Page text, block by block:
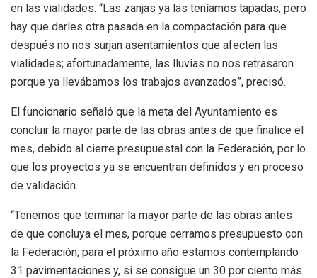
en las vialidades. “Las zanjas ya las teníamos tapadas, pero
hay que darles otra pasada en la compactación para que
después no nos surjan asentamientos que afecten las
vialidades; afortunadamente, las lluvias no nos retrasaron
porque ya llevábamos los trabajos avanzados”, precisó.
El funcionario señaló que la meta del Ayuntamiento es
concluir la mayor parte de las obras antes de que finalice el
mes, debido al cierre presupuestal con la Federación, por lo
que los proyectos ya se encuentran definidos y en proceso
de validación.
“Tenemos que terminar la mayor parte de las obras antes
de que concluya el mes, porque cerramos presupuesto con
la Federación; para el próximo año estamos contemplando
31 pavimentaciones y, si se consigue un 30 por ciento más